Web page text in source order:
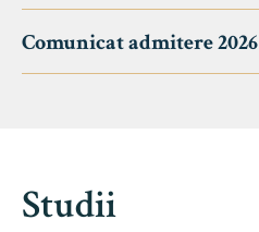
Comunicat admitere 2026
Studii